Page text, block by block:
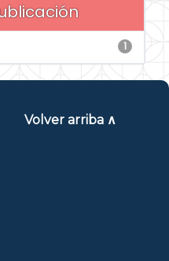
1
Volver arriba ∧